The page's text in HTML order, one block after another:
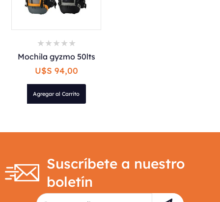
Mochila gyzmo 50lts
U$S 94,00
Agregar al Carrito
Suscríbete a nuestro
boletín